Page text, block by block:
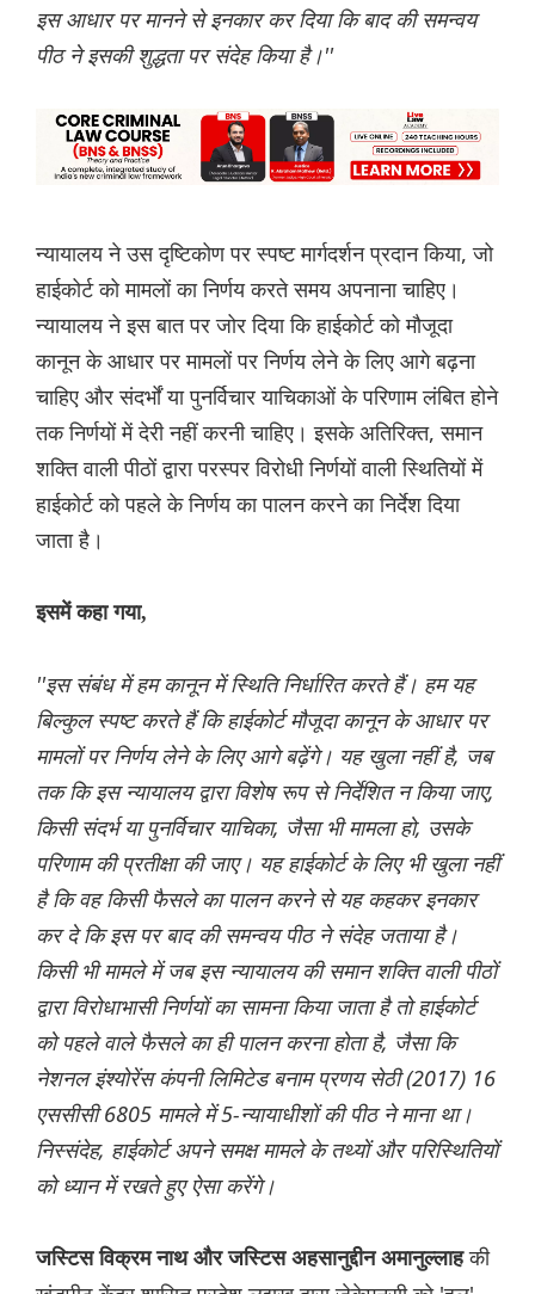
इस आधार पर मानने से इनकार कर दिया कि बाद की समन्वय
पीठ ने इसकी शुद्धता पर संदेह किया है।''
न्यायालय ने उस दृष्टिकोण पर स्पष्ट मार्गदर्शन प्रदान किया, जो
हाईकोर्ट को मामलों का निर्णय करते समय अपनाना चाहिए।
न्यायालय ने इस बात पर जोर दिया कि हाईकोर्ट को मौजूदा
कानून के आधार पर मामलों पर निर्णय लेने के लिए आगे बढ़ना
चाहिए और संदर्भों या पुनर्विचार याचिकाओं के परिणाम लंबित होने
तक निर्णयों में देरी नहीं करनी चाहिए। इसके अतिरिक्त, समान
शक्ति वाली पीठों द्वारा परस्पर विरोधी निर्णयों वाली स्थितियों में
हाईकोर्ट को पहले के निर्णय का पालन करने का निर्देश दिया
जाता है।
इसमें कहा गया,
''इस संबंध में हम कानून में स्थिति निर्धारित करते हैं। हम यह
बिल्कुल स्पष्ट करते हैं कि हाईकोर्ट मौजूदा कानून के आधार पर
मामलों पर निर्णय लेने के लिए आगे बढ़ेंगे। यह खुला नहीं है, जब
तक कि इस न्यायालय द्वारा विशेष रूप से निर्देशित न किया जाए,
किसी संदर्भ या पुनर्विचार याचिका, जैसा भी मामला हो, उसके
परिणाम की प्रतीक्षा की जाए। यह हाईकोर्ट के लिए भी खुला नहीं
है कि वह किसी फैसले का पालन करने से यह कहकर इनकार
कर दे कि इस पर बाद की समन्वय पीठ ने संदेह जताया है।
किसी भी मामले में जब इस न्यायालय की समान शक्ति वाली पीठों
द्वारा विरोधाभासी निर्णयों का सामना किया जाता है तो हाईकोर्ट
को पहले वाले फैसले का ही पालन करना होता है, जैसा कि
नेशनल इंश्योरेंस कंपनी लिमिटेड बनाम प्रणय सेठी (2017) 16
एससीसी 6805 मामले में 5-न्यायाधीशों की पीठ ने माना था।
निस्संदेह, हाईकोर्ट अपने समक्ष मामले के तथ्यों और परिस्थितियों
को ध्यान में रखते हुए ऐसा करेंगे।
जस्टिस विक्रम नाथ और जस्टिस अहसानुद्दीन अमानुल्लाहकी